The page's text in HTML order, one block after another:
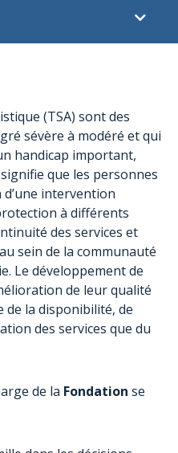
(TSA) sont des
sévère à modéré et qui
handicap important,
que les personnes
intervention
à différents
des services et
sein de la communauté
Le développement de
de leur qualité
de la disponibilité, de
des services que du
de la Fondation se